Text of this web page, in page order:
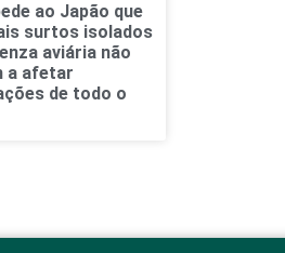
ao Japão que
surtos isolados
aviária não
a afetar
de todo o